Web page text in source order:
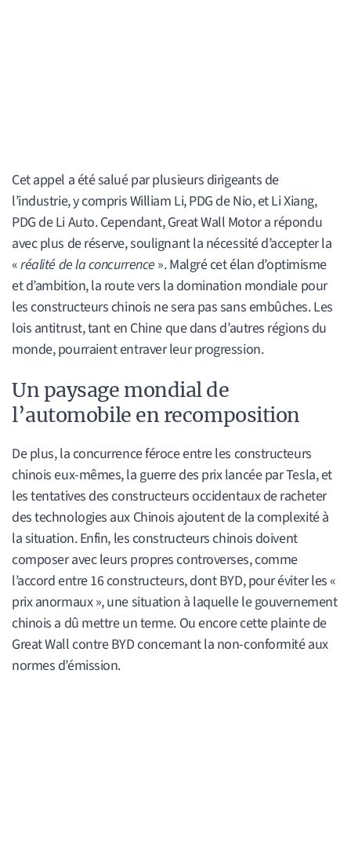
Cet appel a été salué par plusieurs dirigeants de
l’industrie, y compris William Li, PDG de Nio, et Li Xiang,
PDG de Li Auto. Cependant, Great Wall Motor a répondu
avec plus de réserve, soulignant la nécessité d’accepter la
«réalité de la concurrence ». Malgré cet élan d’optimisme
et d’ambition, la route vers la domination mondiale pour
les constructeurs chinois ne sera pas sans embûches. Les
lois antitrust, tant en Chine que dans d’autres régions du
monde, pourraient entraver leur progression.
Un paysage mondial de
l’automobile en recomposition
De plus, la concurrence féroce entre les constructeurs
chinois eux-mêmes, la guerre des prix lancée par Tesla, et
les tentatives des constructeurs occidentaux de racheter
des technologies aux Chinois ajoutent de la complexité à
la situation. Enfin, les constructeurs chinois doivent
composer avec leurs propres controverses, comme
l’accord entre 16 constructeurs, dont BYD, pour éviter les «
prix anormaux », une situation à laquelle le gouvernement
chinois a dû mettre un terme. Ou encore cette plainte de
Great Wall contre BYD concernant la non-conformité aux
normes d’émission.